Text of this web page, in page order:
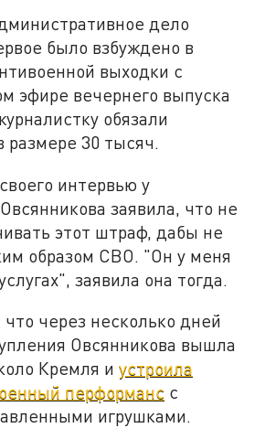
дело
было взбуждено в
выходки с
эфире вечернего выпуска
обязали
размере 30 тысяч.
интервью у
заявила, что не
этот штраф, дабы не
образом СВО. "Он у меня
заявила она тогда.
через несколько дней
Овсянникова вышла
Кремля иустроила
перформанс с
игрушками.